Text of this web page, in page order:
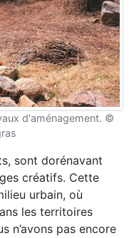
d'aménagement. ©
sont dorénavant
créatifs. Cette
urbain, où
les territoires
n’avons pas encore